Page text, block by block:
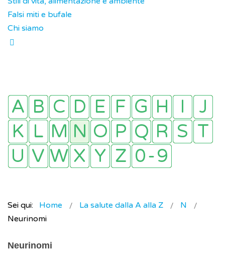
Falsi miti e bufale
Chi siamo
Sei qui: Home La salute dalla A alla Z
N
Neurinomi
Neurinomi